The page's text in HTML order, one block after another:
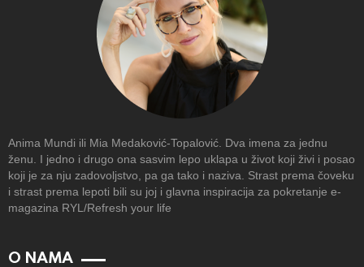
Anima Mundi ili Mia Medaković-Topalović. Dva imena za jednu
ženu. I jedno i drugo ona sasvim lepo uklapa u život koji živi i posao
koji je za nju zadovoljstvo, pa ga tako i naziva. Strast prema čoveku
i strast prema lepoti bili su joj i glavna inspiracija za pokretanje e-
magazina RYL/Refresh your life
O NAMA